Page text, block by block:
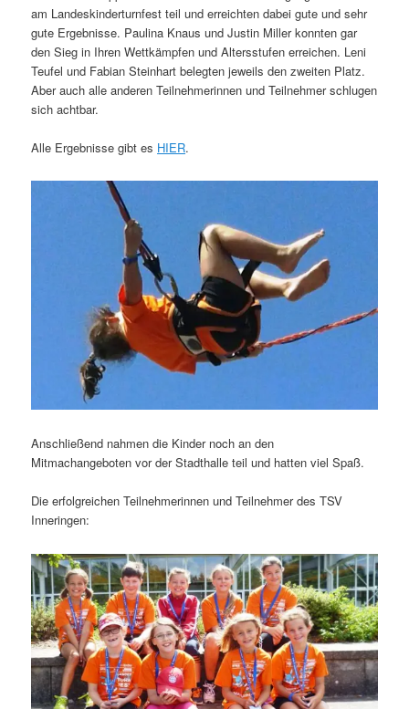
am Landeskinderturnfest teil und erreichten dabei gute und sehr
gute Ergebnisse. Paulina Knaus und Justin Miller konnten gar
den Sieg in Ihren Wettkämpfen und Altersstufen erreichen. Leni
Teufel und Fabian Steinhart belegten jeweils den zweiten Platz.
Aber auch alle anderen Teilnehmerinnen und Teilnehmer schlugen
sich achtbar.
Alle Ergebnisse gibt es HIER.
Anschließend nahmen die Kinder noch an den
Mitmachangeboten vor der Stadthalle teil und hatten viel Spaß.
Die erfolgreichen Teilnehmerinnen und Teilnehmer des TSV
Inneringen: